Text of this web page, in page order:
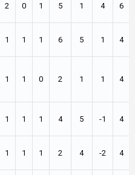
2 0 1 5 1 4 6
1 1 1 6 5 1 4
1 1 0 2 1 1 4
1 1 1 4 5 -1 4
1 1 1 2 4 -2 4